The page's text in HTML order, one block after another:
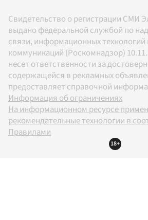
Свидетельство о регистрации СМИ
выдано федеральной службой по
связи, информационных
коммуникаций (Роскомнадзор)
несет ответственности за
содержащейся в рекламных
предоставляет справочной
Информация об ограничениях
На информационном ресурсе
рекомендательные технологии в
Правилами
18+